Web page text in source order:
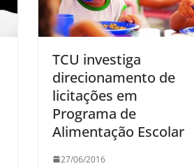
TCU investiga
direcionamento de
licitações em
Programa de
Alimentação Escolar
27/06/2016